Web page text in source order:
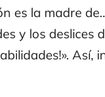
es la madre
y los deslices